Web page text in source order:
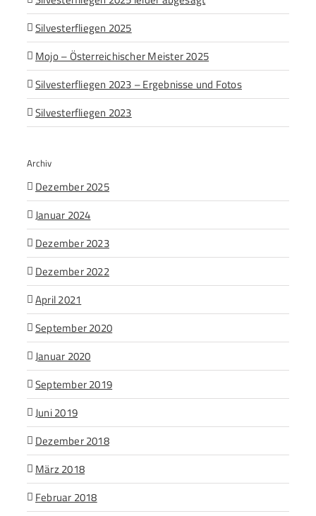
Silvesterfliegen 2025
Mojo – Österreichischer Meister 2025
Silvesterfliegen 2023 – Ergebnisse und Fotos
Silvesterfliegen 2023
Archiv
Dezember 2025
Januar 2024
Dezember 2023
Dezember 2022
April 2021
September 2020
Januar 2020
September 2019
Juni 2019
Dezember 2018
März 2018
Februar 2018